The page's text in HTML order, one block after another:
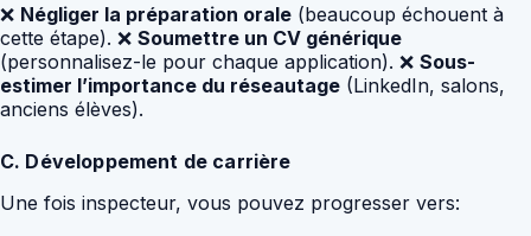
❌ Négliger la préparation orale (beaucoup échouent à
cette étape). ❌ Soumettre un CV générique
(personnalisez-le pour chaque application). ❌ Sous-
estimer l’importance du réseautage (LinkedIn, salons,
anciens élèves).
C. Développement de carrière
Une fois inspecteur, vous pouvez progresser vers: